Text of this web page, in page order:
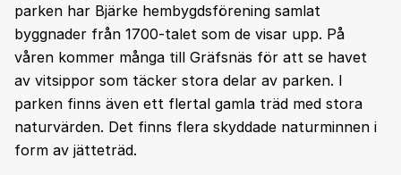
parken har Bjärke hembygdsförening samlat
byggnader från 1700-talet som de visar upp. På
våren kommer många till Gräfsnäs för att se havet
av vitsippor som täcker stora delar av parken. I
parken finns även ett flertal gamla träd med stora
naturvärden. Det finns flera skyddade naturminnen i
form av jätteträd.